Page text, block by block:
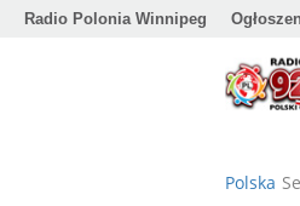
Radio Polonia Winnipeg
Polska